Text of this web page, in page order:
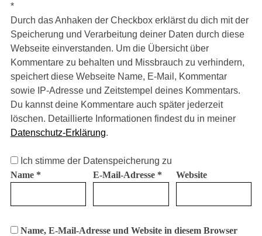
*
Durch das Anhaken der Checkbox erklärst du dich mit der
Speicherung und Verarbeitung deiner Daten durch diese
Webseite einverstanden. Um die Übersicht über
Kommentare zu behalten und Missbrauch zu verhindern,
speichert diese Webseite Name, E-Mail, Kommentar
sowie IP-Adresse und Zeitstempel deines Kommentars.
Du kannst deine Kommentare auch später jederzeit
löschen. Detaillierte Informationen findest du in meiner
Datenschutz-Erklärung.
Ich stimme der Datenspeicherung zu
Name * E-Mail-Adresse * Website
Name, E-Mail-Adresse und Website in diesem Browser